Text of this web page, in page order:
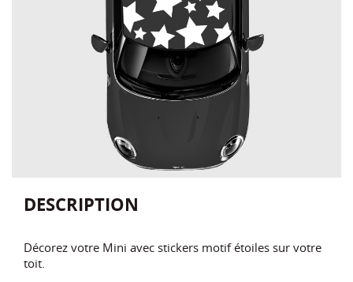
DESCRIPTION
Décorez votre Mini avec stickers motif étoiles sur votre
toit.